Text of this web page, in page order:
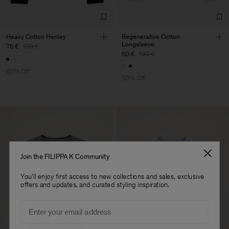
Heavy Cotton Henley
76 € 190 €
60% Off
Regenerative Cotton
Longsleeve
60 € 120 €
50% Off
Join the FILIPPA K Community
You'll enjoy first access to new collections and sales, exclusive
offers and updates, and curated styling inspiration.